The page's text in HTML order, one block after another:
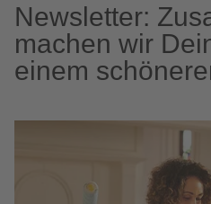
Newsletter:
machen wir
einem